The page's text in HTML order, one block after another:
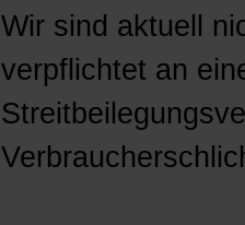
Wir sind aktuell
verpflichtet an